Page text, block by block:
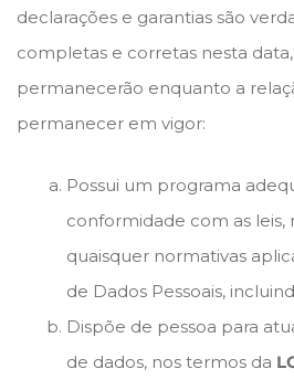
declarações e garantias são
completas e corretas nesta data,
permanecerão enquanto a
permanecer em vigor:
Possui um programa
conformidade com as leis,
quaisquer normativas
de Dados Pessoais,
Dispõe de pessoa para
de dados, nos termos da